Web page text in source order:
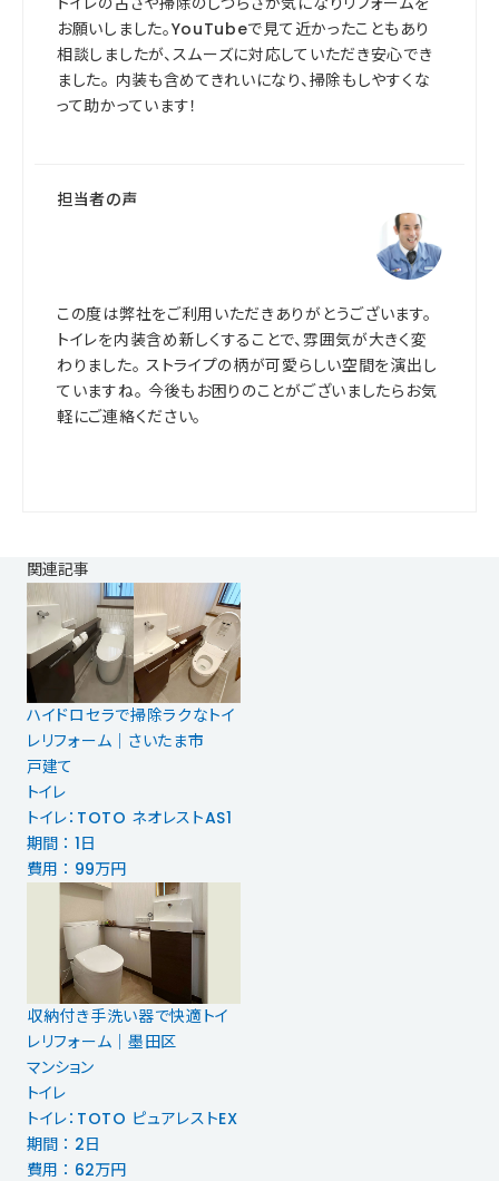
お願いしました。YouTubeで見て近かったこともあり
相談しましたが、スムーズに対応していただき安心でき
ました。 内装も含めてきれいになり、掃除もしやすくな
って助かっています！
担当者の声
この度は弊社をご利用いただきありがとうございます。
トイレを内装含め新しくすることで、雰囲気が大きく変
わりました。 ストライプの柄が可愛らしい空間を演出し
ていますね。 今後もお困りのことがございましたらお気
軽にご連絡ください。
関連記事
ハイドロセラで掃除ラクなトイ
レリフォーム｜さいたま市
戸建て
トイレ
トイレ：TOTO ネオレストAS1
期間 ： 1日
費用 ： 99万円
収納付き手洗い器で快適トイ
レリフォーム｜墨田区
マンション
トイレ
トイレ：TOTO ピュアレストEX
期間 ： 2日
費用 ： 62万円